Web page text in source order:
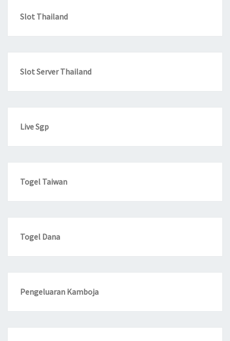
Slot Thailand
Slot Server Thailand
Live Sgp
Togel Taiwan
Togel Dana
Pengeluaran Kamboja